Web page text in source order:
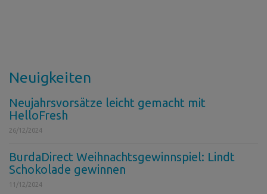
Neuigkeiten
Neujahrsvorsätze leicht gemacht mit
HelloFresh
26/12/2024
BurdaDirect Weihnachtsgewinnspiel: Lindt
Schokolade gewinnen
11/12/2024